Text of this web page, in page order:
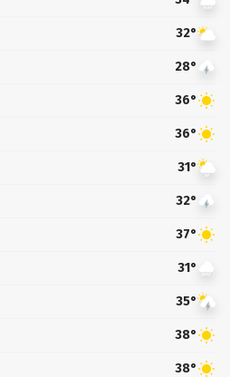
32°
28°
36°
36°
31°
32°
37°
31°
35°
38°
38°